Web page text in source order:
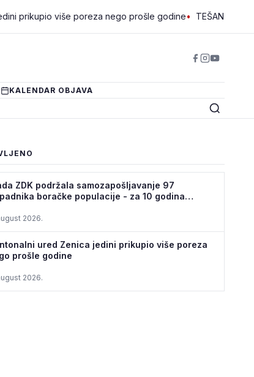
više poreza nego prošle godine• TEŠANJ I USORA
KALENDAR OBJAVA
ZDK podržala samozapošljavanje 97
boračke populacije - za 10 godina
2026.
ured Zenica jedini prikupio više poreza
prošle godine
2026.